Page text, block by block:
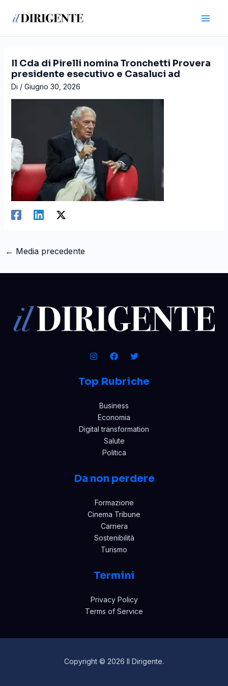
Il Cda di Pirelli nomina Tronchetti Provera
presidente esecutivo e Casaluci ad
Di / Giugno 30, 2026
articoli
← Media precedente
Top Rubriche
Business
Economia
Digital transformation
Salute
Politica
Da non perdere
Formazione
Cinema Tribune
Carriera
Sostenibilità
Turismo
Termini
Privacy Policy
Terms of Service
Copyright © 2026 Il Dirigente.